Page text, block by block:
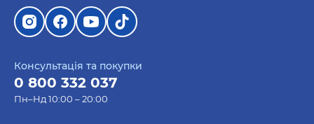
Консультація та покупки
0 800 332 037
Пн–Нд 10:00 – 20:00